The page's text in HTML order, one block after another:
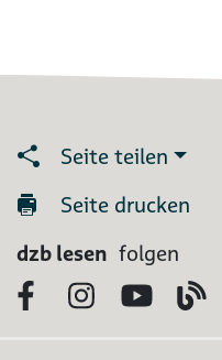
Seite teilen
Seite drucken
dzb lesen folgen
FacebookInstagram
YouTube